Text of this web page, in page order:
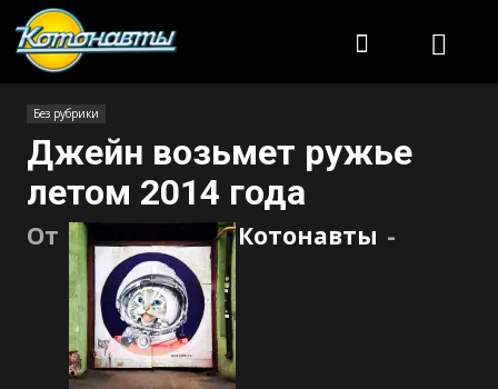
Без рубрики
Джейн возьмет ружье
летом 2014 года
От Котонавты -